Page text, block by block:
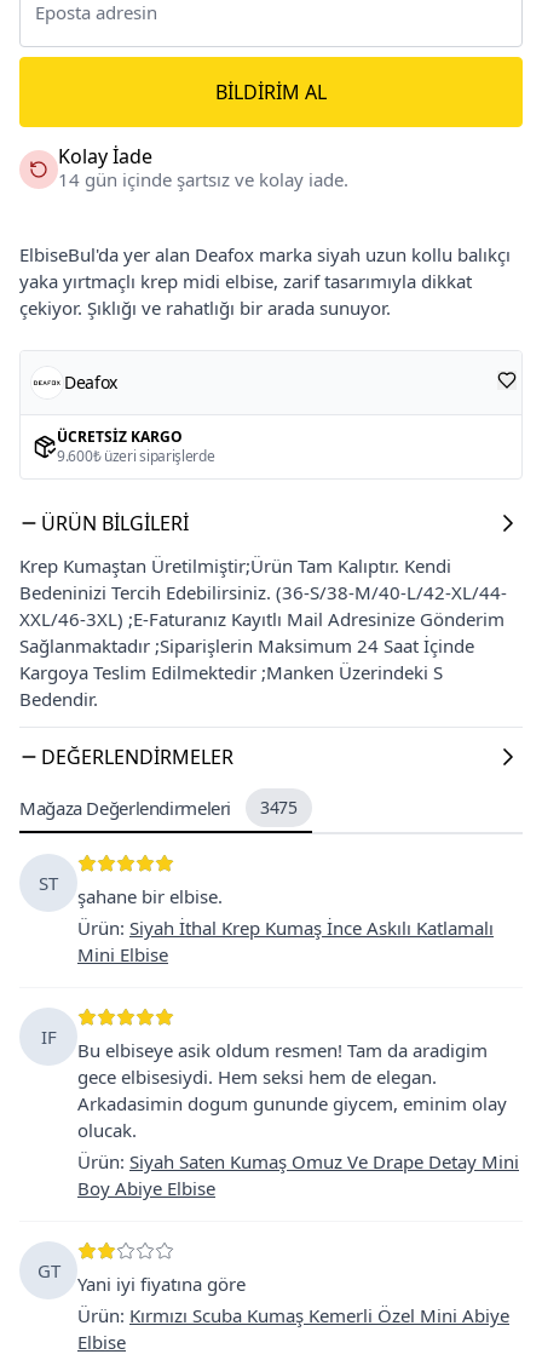
BILDIRIM AL
Kolay İade
14 gün içinde şartsız ve kolay iade.
ElbiseBul'da yer alan Deafox marka siyah uzun kollu balıkçı
yaka yırtmaçlı krep midi elbise, zarif tasarımıyla dikkat
çekiyor. Şıklığı ve rahatlığı bir arada sunuyor.
Deafox
ÜCRETSIZ KARGO
9.600₺ üzeri siparişlerde
ÜRÜN BILGILERI
Krep Kumaştan Üretilmiştir;Ürün Tam Kalıptır. Kendi
Bedeninizi Tercih Edebilirsiniz. (36-S/38-M/40-L/42-XL/44-
XXL/46-3XL) ;E-Faturanız Kayıtlı Mail Adresinize Gönderim
Sağlanmaktadır ;Siparişlerin Maksimum 24 Saat İçinde
Kargoya Teslim Edilmektedir ;Manken Üzerindeki S
Bedendir.
DEĞERLENDIRMELER
Mağaza Değerlendirmeleri 3475
ST
şahane bir elbise.
Ürün: Siyah İthal Krep Kumaş İnce Askılı Katlamalı
Mini Elbise
IF
Bu elbiseye asik oldum resmen! Tam da aradigim
gece elbisesiydi. Hem seksi hem de elegan.
Arkadasimin dogum gununde giycem, eminim olay
olucak.
Ürün: Siyah Saten Kumaş Omuz Ve Drape Detay Mini
Boy Abiye Elbise
GT
Yani iyi fiyatına göre
Ürün: Kırmızı Scuba Kumaş Kemerli Özel Mini Abiye
Elbise